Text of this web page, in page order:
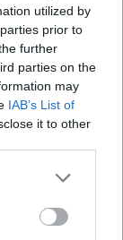
utilized by
prior to
further
parties on the
may
IAB’s List of
it to other